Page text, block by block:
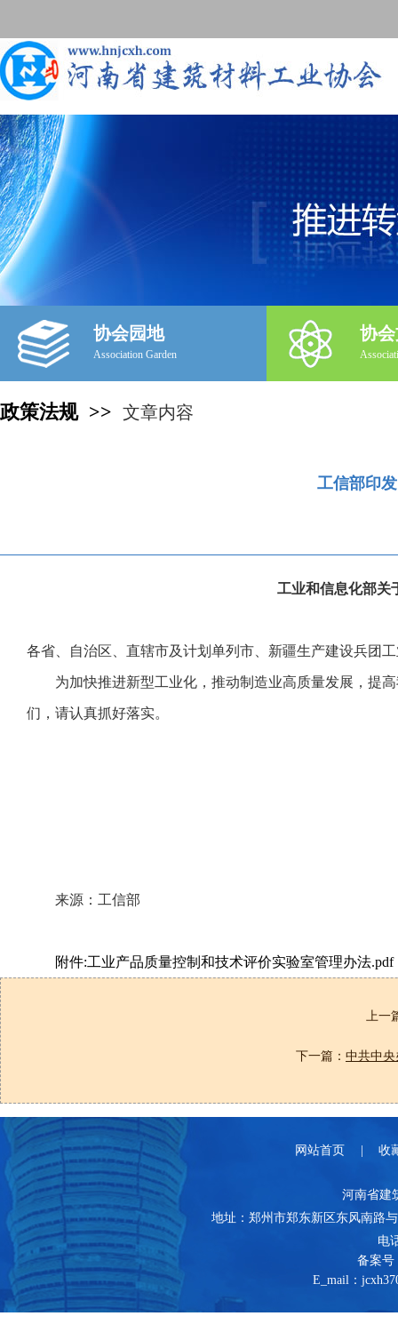
协会园地
Association Garden
协
政策法规 >> 文章内容
工信部印
工业和信息化部关
各省、自治区、直辖市及计划单列市、新疆生产建设兵团
为加快推进新型工业化，推动制造业高质量发展，提
们，请认真抓好落实。
来源：工信部
附件:工业产品质量控制和技术评价实验室管理办法.pdf
上一
下一篇： 中共中